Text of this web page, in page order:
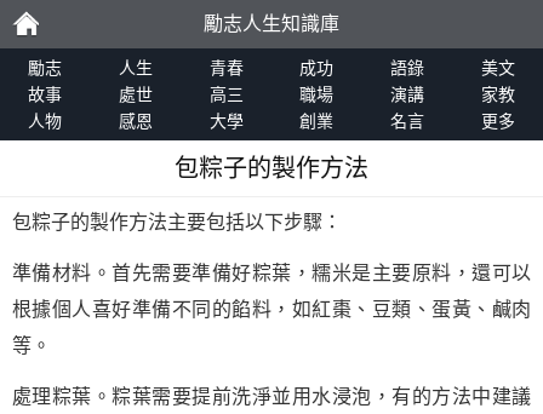
勵
志
勵志人生知識庫
勵志 人生 青春 成功 語錄
美文
故事
處世 高三 職場 演講
家教
人物
感恩 大學 創業 名言 更多
包粽子的製作方法
包粽子的製作方法主要包括以下步驟：
準備材料。首先需要準備好粽葉，糯米是主要原料，還可以
根據個人喜好準備不同的餡料，如紅棗、豆類、蛋黃、鹹肉
等。
處理粽葉。粽葉需要提前洗淨並用水浸泡，有的方法中建議